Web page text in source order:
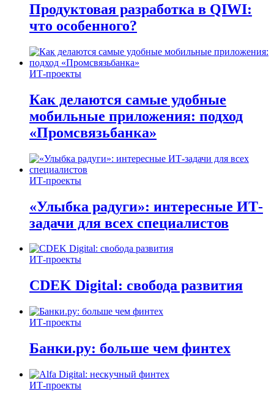
Продуктовая разработка в QIWI:
что особенного?
ИТ-проекты
Как делаются самые удобные
мобильные приложения: подход
«Промсвязьбанка»
ИТ-проекты
«Улыбка радуги»: интересные ИТ-
задачи для всех специалистов
ИТ-проекты
CDEK Digital: свобода развития
ИТ-проекты
Банки.ру: больше чем финтех
ИТ-проекты